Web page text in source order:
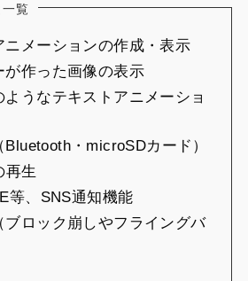
一覧
ニメーションの作成・表示
が作った画像の表示
ようなテキストアニメーショ
・microSDカード）
再生
等、SNS通知機能
ブロック崩しやフライングバ